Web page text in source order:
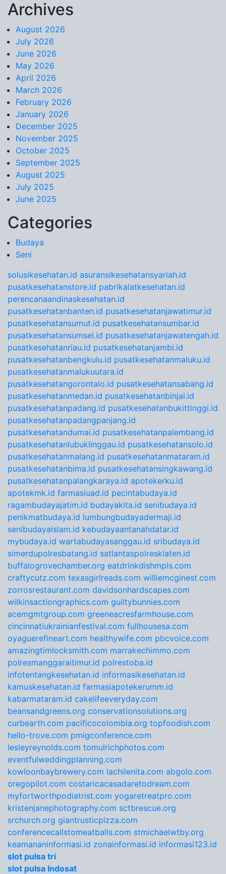
Skip to content
Archives
August 2026
July 2026
June 2026
May 2026
April 2026
March 2026
February 2026
January 2026
December 2025
November 2025
October 2025
September 2025
August 2025
July 2025
June 2025
Categories
Budaya
Seni
solusikesehatan.id asuransikesehatansyariah.id
pusatkesehatanstore.id pabrikalatkesehatan.id
perencanaandinaskesehatan.id
pusatkesehatanbanten.id pusatkesehatanjawatimur.id
pusatkesehatansumut.id pusatkesehatansumbar.id
pusatkesehatansumsel.id pusatkesehatanjawatengah.id
pusatkesehatanriau.id pusatkesehatanjambi.id
pusatkesehatanbengkulu.id pusatkesehatanmaluku.id
pusatkesehatanmalukuutara.id
pusatkesehatangorontalo.id pusatkesehatansabang.id
pusatkesehatanmedan.id pusatkesehatanbinjai.id
pusatkesehatanpadang.id pusatkesehatanbukittinggi.id
pusatkesehatanpadangpanjang.id
pusatkesehatandumai.id pusatkesehatanpalembang.id
pusatkesehatanlubuklinggau.id pusatkesehatansolo.id
pusatkesehatanmalang.id pusatkesehatanmataram.id
pusatkesehatanbima.id pusatkesehatansingkawang.id
pusatkesehatanpalangkaraya.id apotekerku.id
apotekmk.id farmasiuad.id pecintabudaya.id
ragambudayajatim.id budayakita.id senibudaya.id
penikmatbudaya.id lumbungbudayadermaji.id
senibudayaislam.id kebudayaantanahdatar.id
mybudaya.id wartabudayasanggau.id sribudaya.id
simerdupolresbatang.id satlantaspolresklaten.id
buffalogrovechamber.org eatdrinkdishmpls.com
craftycutz.com texasgirlreads.com williemcginest.com
zorrosrestaurant.com davidsonhardscapes.com
wilkinsactiongraphics.com guiltybunnies.com
acemgmtgroup.com greeneacresfarmhouse.com
cincinnatiukrainianfestival.com fullhousesa.com
oyaguerefineart.com healthywife.com pbcvoice.com
amazingtimlocksmith.com marrakechimmo.com
polresmanggaraitimur.id polrestoba.id
infotentangkesehatan.id informasikesehatan.id
kamuskesehatan.id farmasiapotekerumm.id
kabarmataram.id cakelifeeveryday.com
beansandgreens.org conservationsolutions.org
curbearth.com pacificocolombia.org topfoodish.com
hello-trove.com pmigconference.com
lesleyreynolds.com tomulrichphotos.com
eventfulweddingplanning.com
kowloonbaybrewery.com lachilenita.com abgolo.com
oregopilot.com costaricacasadaretodream.com
myfortworthpodiatrist.com yogaretreatpro.com
kristenjanephotography.com sctbrescue.org
srchurch.org giantrusticpizza.com
conferencecallstomeatballs.com stmichaelwtby.org
keamananinformasi.id zonainformasi.id informasi123.id
slot pulsa tri
slot pulsa Indosat